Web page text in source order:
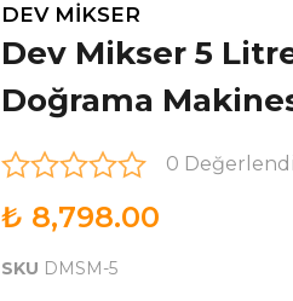
DEV MİKSER
Dev Mikser 5
Doğrama
0
₺ 8,798.00
SKU DMSM-5